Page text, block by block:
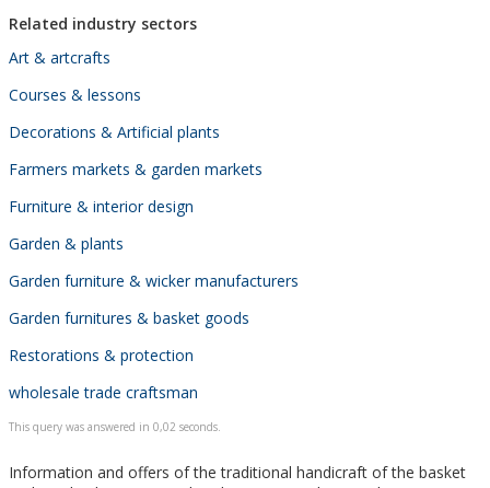
Related industry sectors
Art & artcrafts
Courses & lessons
Decorations & Artificial plants
Farmers markets & garden markets
Furniture & interior design
Garden & plants
Garden furniture & wicker manufacturers
Garden furnitures & basket goods
Restorations & protection
wholesale trade craftsman
This query was answered in 0,02 seconds.
Information and offers of the traditional handicraft of the basket